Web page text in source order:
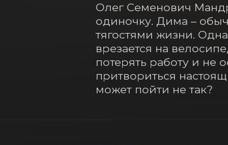
Олег Семенович
одиночку. Дима –
тягостями жизни.
врезается на
потерять работу и не
притвориться
может пойти не так?